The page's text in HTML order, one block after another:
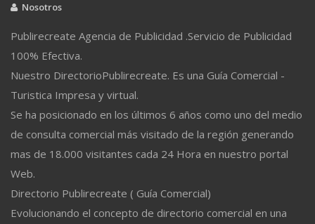
Nosotros
Publirecreate Agencia de Publicidad .Servicio de Publicidad
100% Efectiva.
Nuestro DirectorioPublirecreate. Es una Guía Comercial -
Turistica Impresa y virtual.
Se ha posicionado en los últimos 6 años como uno del medio
de consulta comercial más visitado de la región generando
mas de 18.000 visitantes cada 24 Hora en nuestro portal
Web.
Directorio Publirecreate ( Guía Comercial)
Evolucionando el concepto de directorio comercial en una